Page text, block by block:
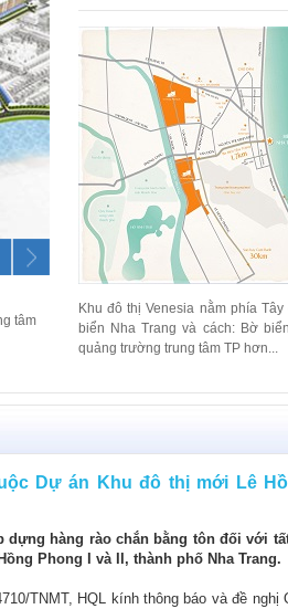
Lê
thị
NHÀ Ở XÃ HỘI HQS
Nằm tại phía Nam Khu đô thị mới Lê
Khu đô thị Venesia nằm phía Tây
biển Nha Trang và cách: Bờ
quảng trường trung tâm TP hơn...
Dự án Khu đô thị mới Lê
dựng hàng rào chắn bằng tôn đối với
Phong I và II, thành phố Nha Trang.
TNMT, HQL kính thông báo và đề nghị